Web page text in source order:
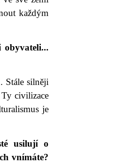
každým
Stále silněji
civilizace
je
usilují o
vnímáte?